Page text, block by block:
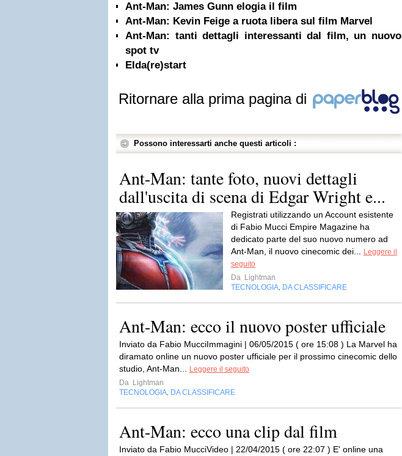
Ant-Man: James Gunn elogia il film
Ant-Man: Kevin Feige a ruota libera sul film Marvel
Ant-Man: tanti dettagli interessanti dal film, un nuovo
spot tv
Elda(re)start
Ritornare alla prima pagina di
Possono interessarti anche questi articoli :
Ant-Man: tante foto, nuovi dettagli
dall'uscita di scena di Edgar Wright e...
Registrati utilizzando un Account esistente
di Fabio Mucci Empire Magazine ha
dedicato parte del suo nuovo numero ad
Ant-Man, il nuovo cinecomic dei...
Leggere il
seguito
Da Lightman
TECNOLOGIA DA CLASSIFICARE
Ant-Man: ecco il nuovo poster ufficiale
Inviato da Fabio MucciImmagini | 06/05/2015 ( ore 15:08 ) La Marvel ha
diramato online un nuovo poster ufficiale per il prossimo cinecomic dello
studio, Ant-Man...
Leggere il seguito
Da Lightman
TECNOLOGIA DA CLASSIFICARE
Ant-Man: ecco una clip dal film
Inviato da Fabio MucciVideo | 22/04/2015 ( ore 22:07 ) E' online una